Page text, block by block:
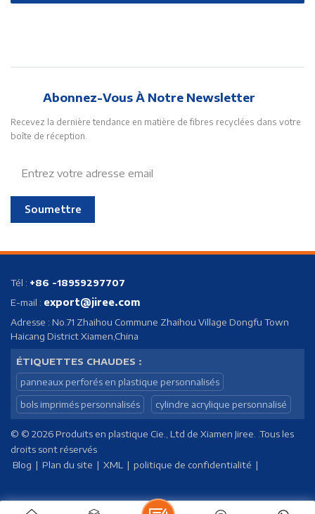
Abonnez-Vous À Notre Newsletter
Recevez la dernière tendance en matière de fibres recyclées dans votre
boîte de réception.
Soumettre
Tél : +86 -18959297707
E-mail : export@jiree.com
Adresse : No.71 Zhaihou Commune Zhaihou Village Dongfu Town
Haicang District Xiamen,China
ÉTIQUETTES CHAUDES :
panneaux perforés en plastique personnalisés
bols imprimés personnalisés
cylindre acrylique personnalisé
© © 2026 Produits en plastique Cie., Ltd de Xiamen Jiree. .Tous les
droits sont réservés
Blog | Plan du site | XML | politique de confidentialité |